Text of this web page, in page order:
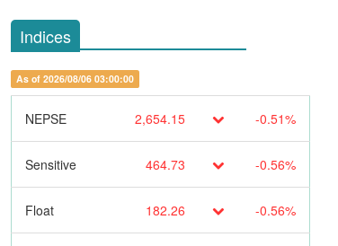
Indices
As of 2026/08/06 03:00:00
NEPSE 2,654.15 -0.51%
Sensitive 464.73 -0.56%
Float 182.26 -0.56%